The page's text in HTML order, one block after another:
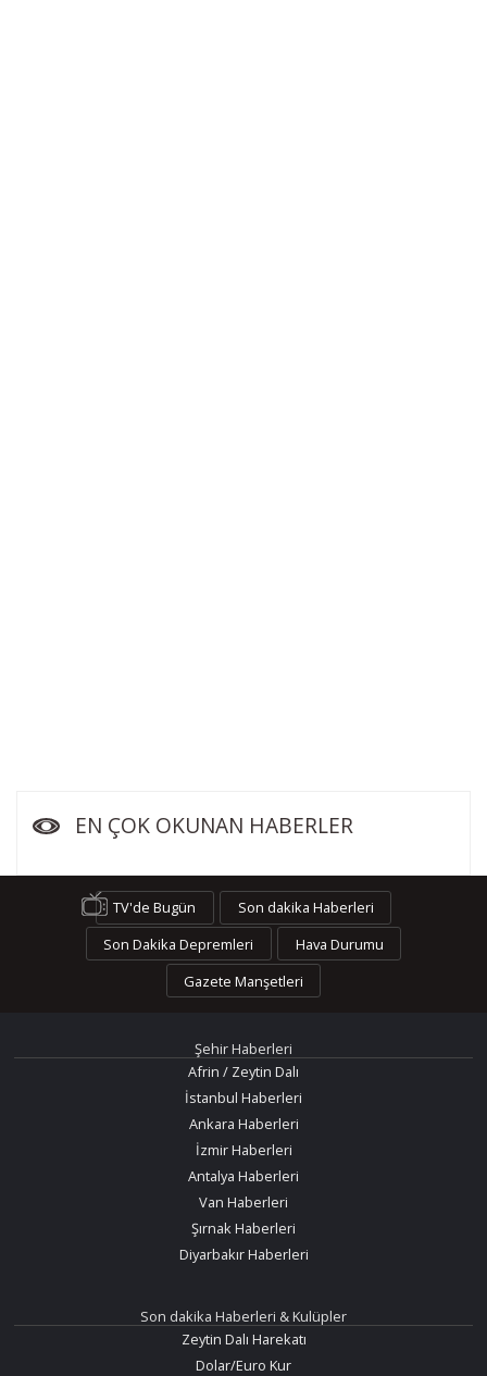
EN ÇOK OKUNAN HABERLER
TV'de Bugün
Son dakika Haberleri
Son Dakika Depremleri
Hava Durumu
Gazete Manşetleri
Şehir Haberleri
Afrin / Zeytin Dalı
İstanbul Haberleri
Ankara Haberleri
İzmir Haberleri
Antalya Haberleri
Van Haberleri
Şırnak Haberleri
Diyarbakır Haberleri
Son dakika Haberleri & Kulüpler
Zeytin Dalı Harekatı
Dolar/Euro Kur